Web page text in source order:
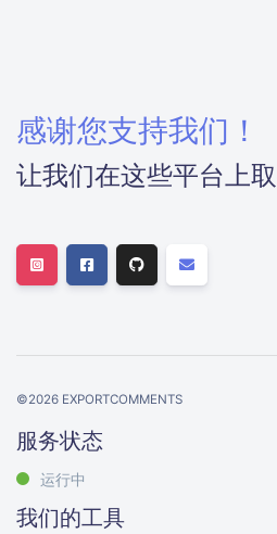
感谢您支持我们！
让我们在这些平台上取
©2026 EXPORTCOMMENTS
服务状态
运行中
我们的工具